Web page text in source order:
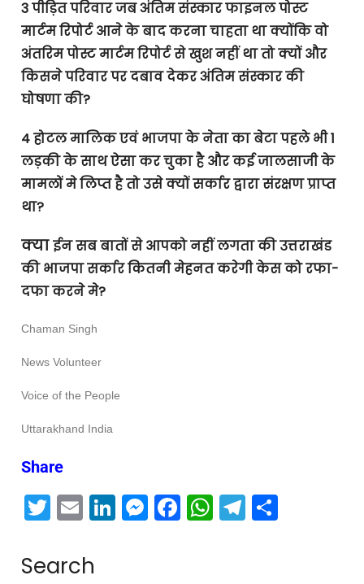
3 पीड़ित परिवार जब अंतिम संस्कार फाइनल पोस्ट
मार्टम रिपोर्ट आने के बाद करना चाहता था क्योंकि वो
अंतरिम पोस्ट मार्टम रिपोर्ट से खुश नहीं था तो क्यों और
किसने परिवार पर दबाव देकर अंतिम संस्कार की
घोषणा की?
4 होटल मालिक एवं भाजपा के नेता का बेटा पहले भी 1
लड़की के साथ ऐसा कर चुका है और कई जालसाजी के
मामलों मे लिप्त है तो उसे क्यों सर्कार द्वारा संरक्षण प्राप्त
था?
क्याईन सब बातों से आपको नहीं लगता की उत्तराखंड
की भाजपा सर्कार कितनी मेहनत करेगी केस को रफा-
दफा करने मे?
Chaman Singh
News Volunteer
Voice of the People
Uttarakhand India
Share
T
tt
E
ail
Li
M
F
W
T
Search